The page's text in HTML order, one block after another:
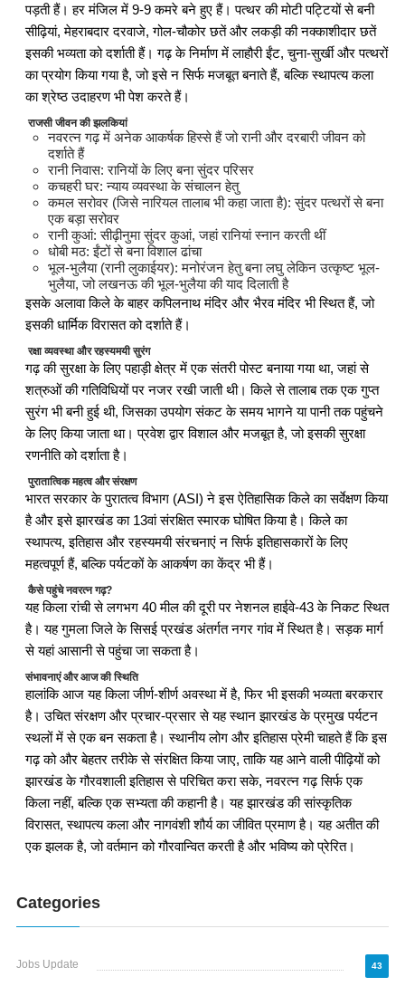
पड़ती हैं। हर मंजिल में 9-9 कमरे बने हुए हैं। पत्थर की मोटी पट्टियों से बनी
सीढ़ियां, मेहराबदार दरवाजे, गोल-चौकोर छतें और लकड़ी की नक्काशीदार छतें
इसकी भव्यता को दर्शाती हैं। गढ़ के निर्माण में लाहौरी ईंट, चुना-सुर्खी और पत्थरों
का प्रयोग किया गया है, जो इसे न सिर्फ मजबूत बनाते हैं, बल्कि स्थापत्य कला
का श्रेष्ठ उदाहरण भी पेश करते हैं।
राजसी जीवन की झलकियां
नवरत्न गढ़ में अनेक आकर्षक हिस्से हैं जो रानी और दरबारी जीवन को
दर्शाते हैं
रानी निवास: रानियों के लिए बना सुंदर परिसर
कचहरी घर: न्याय व्यवस्था के संचालन हेतु
कमल सरोवर (जिसे नारियल तालाब भी कहा जाता है): सुंदर पत्थरों से बना
एक बड़ा सरोवर
रानी कुआं: सीढ़ीनुमा सुंदर कुआं, जहां रानियां स्नान करती थीं
धोबी मठ: ईंटों से बना विशाल ढांचा
भूल-भुलैया (रानी लुकाईयर): मनोरंजन हेतु बना लघु लेकिन उत्कृष्ट भूल-
भुलैया, जो लखनऊ की भूल-भुलैया की याद दिलाती है
इसके अलावा किले के बाहर कपिलनाथ मंदिर और भैरव मंदिर भी स्थित हैं, जो
इसकी धार्मिक विरासत को दर्शाते हैं।
रक्षा व्यवस्था और रहस्यमयी सुरंग
गढ़ की सुरक्षा के लिए पहाड़ी क्षेत्र में एक संतरी पोस्ट बनाया गया था, जहां से
शत्रुओं की गतिविधियों पर नजर रखी जाती थी। किले से तालाब तक एक गुप्त
सुरंग भी बनी हुई थी, जिसका उपयोग संकट के समय भागने या पानी तक पहुंचने
के लिए किया जाता था। प्रवेश द्वार विशाल और मजबूत है, जो इसकी सुरक्षा
रणनीति को दर्शाता है।
पुरातात्विक महत्व और संरक्षण
भारत सरकार के पुरातत्व विभाग (ASI) ने इस ऐतिहासिक किले का सर्वेक्षण किया
है और इसे झारखंड का 13वां संरक्षित स्मारक घोषित किया है। किले का
स्थापत्य, इतिहास और रहस्यमयी संरचनाएं न सिर्फ इतिहासकारों के लिए
महत्वपूर्ण हैं, बल्कि पर्यटकों के आकर्षण का केंद्र भी हैं।
कैसे पहुंचे नवरत्न गढ़?
यह किला रांची से लगभग 40 मील की दूरी पर नेशनल हाईवे-43 के निकट स्थित
है। यह गुमला जिले के सिसई प्रखंड अंतर्गत नगर गांव में स्थित है। सड़क मार्ग
से यहां आसानी से पहुंचा जा सकता है।
संभावनाएं और आज की स्थिति
हालांकि आज यह किला जीर्ण-शीर्ण अवस्था में है, फिर भी इसकी भव्यता बरकरार
है। उचित संरक्षण और प्रचार-प्रसार से यह स्थान झारखंड के प्रमुख पर्यटन
स्थलों में से एक बन सकता है। स्थानीय लोग और इतिहास प्रेमी चाहते हैं कि इस
गढ़ को और बेहतर तरीके से संरक्षित किया जाए, ताकि यह आने वाली पीढ़ियों को
झारखंड के गौरवशाली इतिहास से परिचित करा सके, नवरत्न गढ़ सिर्फ एक
किला नहीं, बल्कि एक सभ्यता की कहानी है। यह झारखंड की सांस्कृतिक
विरासत, स्थापत्य कला और नागवंशी शौर्य का जीवित प्रमाण है। यह अतीत की
एक झलक है, जो वर्तमान को गौरवान्वित करती है और भविष्य को प्रेरित।
Categories
Jobs Update 43